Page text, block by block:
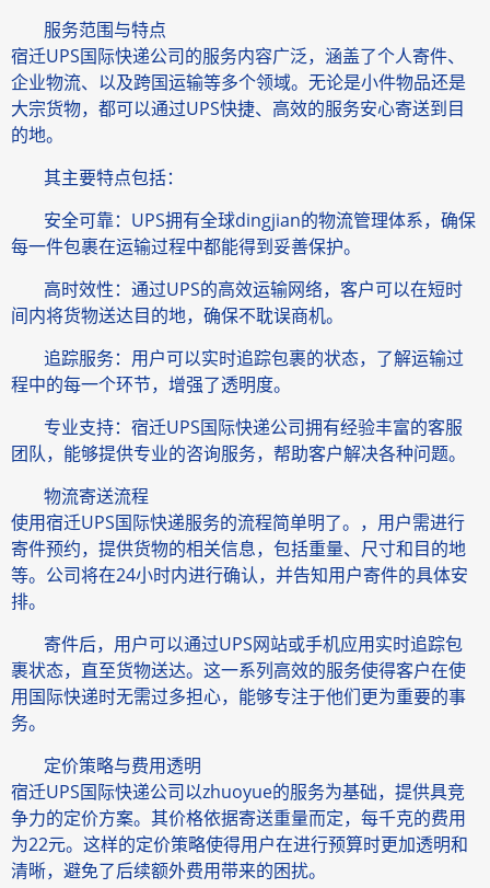
服务范围与特点
宿迁UPS国际快递公司的服务内容广泛，涵盖了个人寄件、
企业物流、以及跨国运输等多个领域。无论是小件物品还是
大宗货物，都可以通过UPS快捷、高效的服务安心寄送到目
的地。
其主要特点包括：
安全可靠：UPS拥有全球dingjian的物流管理体系，确保
每一件包裹在运输过程中都能得到妥善保护。
高时效性：通过UPS的高效运输网络，客户可以在短时
间内将货物送达目的地，确保不耽误商机。
追踪服务：用户可以实时追踪包裹的状态，了解运输过
程中的每一个环节，增强了透明度。
专业支持：宿迁UPS国际快递公司拥有经验丰富的客服
团队，能够提供专业的咨询服务，帮助客户解决各种问题。
物流寄送流程
使用宿迁UPS国际快递服务的流程简单明了。，用户需进行
寄件预约，提供货物的相关信息，包括重量、尺寸和目的地
等。公司将在24小时内进行确认，并告知用户寄件的具体安
排。
寄件后，用户可以通过UPS网站或手机应用实时追踪包
裹状态，直至货物送达。这一系列高效的服务使得客户在使
用国际快递时无需过多担心，能够专注于他们更为重要的事
务。
定价策略与费用透明
宿迁UPS国际快递公司以zhuoyue的服务为基础，提供具竞
争力的定价方案。其价格依据寄送重量而定，每千克的费用
为22元。这样的定价策略使得用户在进行预算时更加透明和
清晰，避免了后续额外费用带来的困扰。